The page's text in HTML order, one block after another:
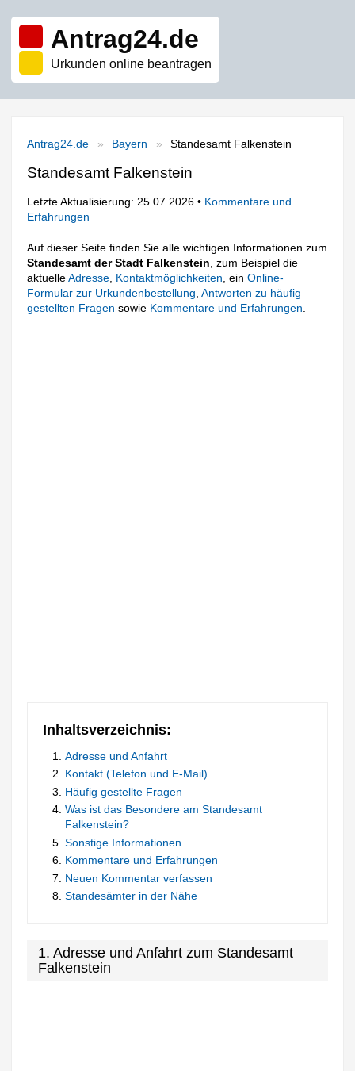
Antrag24.de
Urkunden online beantragen
Antrag24.de Bayern Standesamt Falkenstein
Standesamt Falkenstein
Letzte Aktualisierung: 25.07.2026 • Kommentare und
Erfahrungen
Auf dieser Seite finden Sie alle wichtigen Informationen zum
Standesamt der Stadt Falkenstein , zum Beispiel die
aktuelleAdresse Kontaktmöglichkeiten , einOnline-
Formular zur Urkundenbestellung ,Antworten zu häufig
gestellten Fragen sowie Kommentare und Erfahrungen
Inhaltsverzeichnis:
Adresse und Anfahrt
Kontakt (Telefon und E-Mail)
Häufig gestellte Fragen
Was ist das Besondere am Standesamt
Falkenstein?
Sonstige Informationen
Kommentare und Erfahrungen
Neuen Kommentar verfassen
Standesämter in der Nähe
1. Adresse und Anfahrt zum Standesamt
Falkenstein